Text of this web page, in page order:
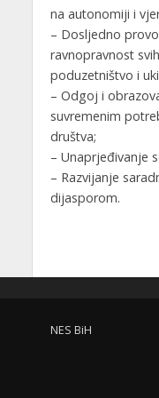
na autonomiji i
– Dosljedno
ravnopravnost
poduzetništvo i
– Odgoj i
suvremenim
društva;
– Unaprjeđivanje
– Razvijanje
dijasporom.
NES BiH